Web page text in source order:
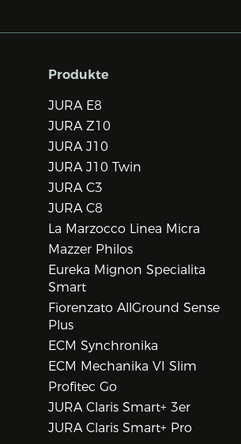
Produkte
JURA E8
JURA Z10
JURA J10
JURA J10 Twin
JURA C3
JURA C8
La Marzocco Linea Micra
Mazzer Philos
Eureka Mignon Specialita
Smart
Fiorenzato AllGround Sense
Plus
ECM Synchronika
ECM Mechanika VI Slim
Profitec Go
JURA Claris Smart+ 3er
JURA Claris Smart+ Pro